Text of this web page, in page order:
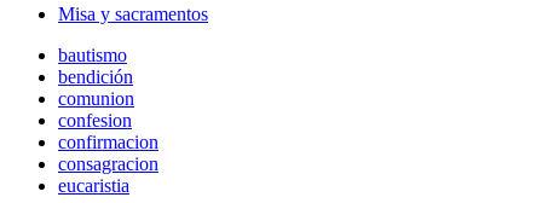
Misa y sacramentos
bautismo
bendición
comunion
confesion
confirmacion
consagracion
eucaristia